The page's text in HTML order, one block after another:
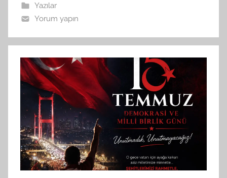
Yazılar
Yorum yapın